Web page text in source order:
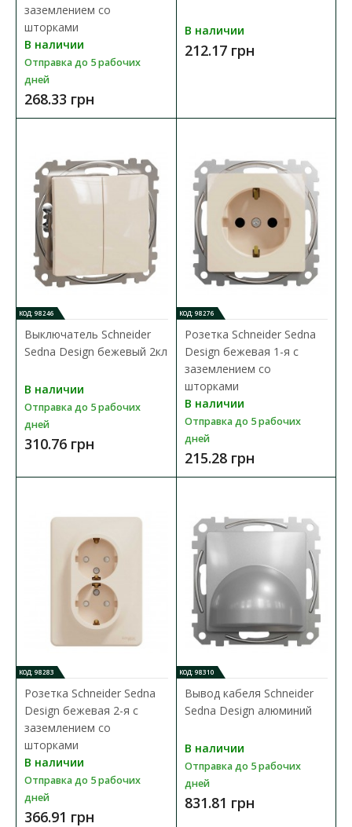
Розетка Schneider Sedna Design черная 2-я с
заземлением с шторками
Доступность: В наличии
Розетка Schneider Electric Sedna Design & Elements – это
готовый к установке продукт черного цвета с..
563.48 грн
В КОРЗИНУ
В закладки
заземлением со
шторками
В наличии
Отправка до 5 рабочих
дней
268.33 грн
В наличии
212.17 грн
КОД: 98246
Выключатель Schneider
Sedna Design бежевый 2кл
В наличии
Отправка до 5 рабочих
дней
310.76 грн
КОД: 98276
Розетка Schneider Sedna
Design бежевая 1-я с
заземлением со
шторками
В наличии
Отправка до 5 рабочих
дней
215.28 грн
КОД: 98283
Розетка Schneider Sedna
Design бежевая 2-я с
заземлением со
шторками
В наличии
Отправка до 5 рабочих
дней
366.91 грн
КОД: 98310
Вывод кабеля Schneider
Sedna Design алюминий
В наличии
Отправка до 5 рабочих
дней
831.81 грн